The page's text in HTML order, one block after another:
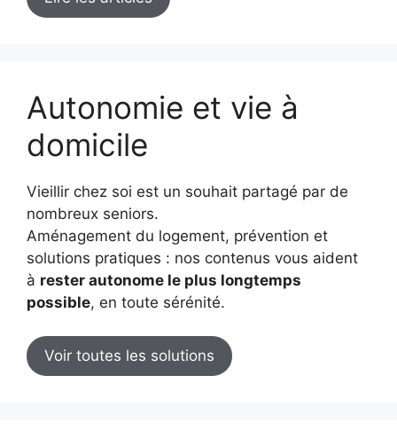
Autonomie et vie à
domicile
Vieillir chez soi est un souhait partagé par de
nombreux seniors.
Aménagement du logement, prévention et
solutions pratiques : nos contenus vous aident
à rester autonome le plus longtemps
possible, en toute sérénité.
Voir toutes les solutions